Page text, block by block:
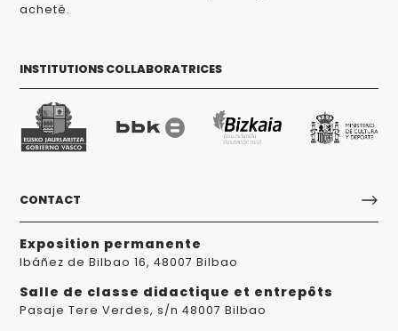
acheté.
INSTITUTIONS COLLABORATRICES
CONTACT
Exposition permanente
Ibáñez de Bilbao 16, 48007 Bilbao
Salle de classe didactique et entrepôts
Pasaje Tere Verdes, s/n 48007 Bilbao